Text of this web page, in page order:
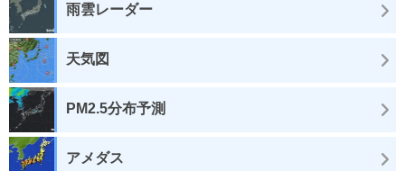
雨雲レーダー
天気図
PM2.5分布予測
アメダス